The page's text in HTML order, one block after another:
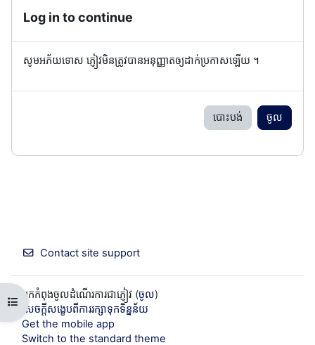
Open course index
Log in to continue
សូមអភ័យទោស ភ្ញៀវមិនត្រូវបានអនុញ្ញាតឲ្យដាក់ប្រកាសឡើយ ។
បោះបង់ ចូល
Contact site support
អ្នកកំពុងចូលដំណើរការជាភ្ញៀវ (ចូល)
សេចក្តីសង្ខេបពីការរក្សាទុកទិន្នន័យ
Get the mobile app
Switch to the standard theme